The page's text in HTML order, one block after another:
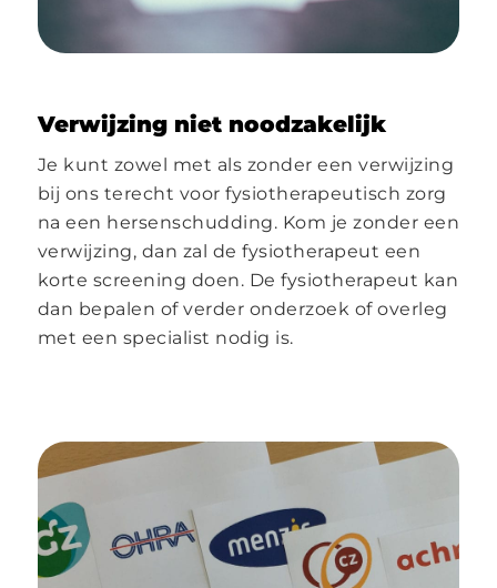
Verwijzing niet noodzakelijk
Je kunt zowel met als zonder een verwijzing
bij ons terecht voor fysiotherapeutisch zorg
na een hersenschudding. Kom je zonder een
verwijzing, dan zal de fysiotherapeut een
korte screening doen. De fysiotherapeut kan
dan bepalen of verder onderzoek of overleg
met een specialist nodig is.